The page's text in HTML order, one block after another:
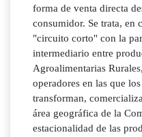
forma de venta directa
consumidor. Se trata, en
"circuito corto" con la
intermediario entre
Agroalimentarias
operadores en las que
transforman,
área geográfica de la
estacionalidad de las